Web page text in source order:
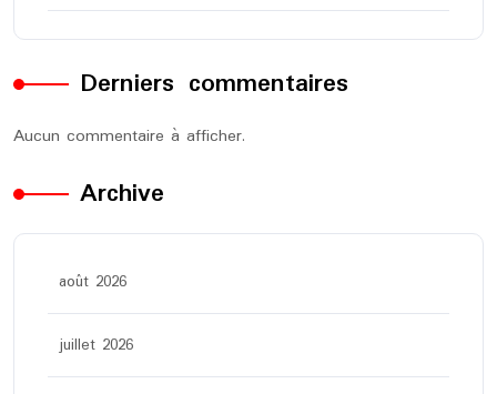
Derniers commentaires
Aucun commentaire à afficher.
Archive
août 2026
juillet 2026